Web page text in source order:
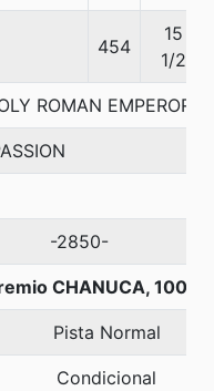
454
15
1/2
ROMAN EMPEROR-
-2850-
CHANUCA, 1000
Pista Normal
Condicional